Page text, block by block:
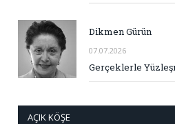
Dikmen Gürün
07.07.2026
Gerçeklerle
AÇIK KÖŞE